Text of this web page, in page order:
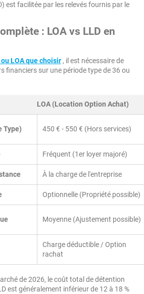
est facilitée par les relevés fournis par le
: LOA vs LLD en
ou LOA que choisir , il est nécessaire de
financiers sur une période type de 36 ou
LOA (Location Option Achat)
Type) 450 € - 550 € (Hors services)
Fréquent (1er loyer majoré)
À la charge de l'entreprise
Optionnelle (Propriété possible)
Moyenne (Ajustement possible)
Charge déductible / Option
rachat
de 2026, le coût total de détention
est généralement inférieur de 12 à 18 %